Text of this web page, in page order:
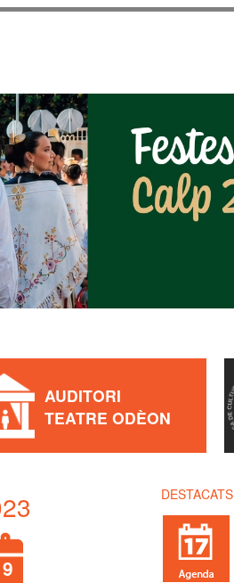
DESTACATS
AUDITORI
TEATRE ODÈON